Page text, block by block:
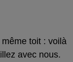
toit : voilà
avec nous.